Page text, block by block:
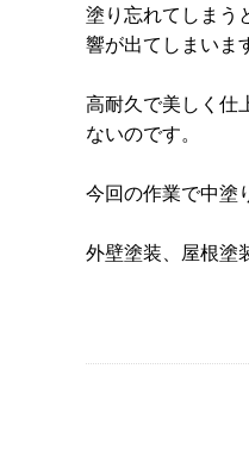
塗り忘れてしまう
響が出てしまいま
高耐久で美しく仕
ないのです。
今回の作業で中塗
外壁塗装、屋根塗